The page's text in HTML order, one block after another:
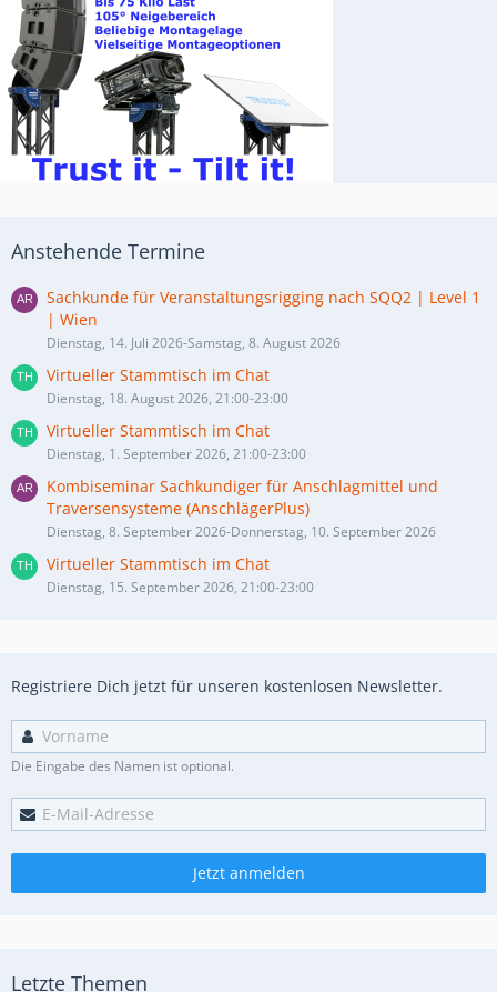
Anstehende Termine
Sachkunde für Veranstaltungsrigging nach SQQ2 | Level 1
| Wien
Dienstag, 14. Juli 2026-Samstag, 8. August 2026
Virtueller Stammtisch im Chat
Dienstag, 18. August 2026, 21:00-23:00
Virtueller Stammtisch im Chat
Dienstag, 1. September 2026, 21:00-23:00
Kombiseminar Sachkundiger für Anschlagmittel und
Traversensysteme (AnschlägerPlus)
Dienstag, 8. September 2026-Donnerstag, 10. September 2026
Virtueller Stammtisch im Chat
Dienstag, 15. September 2026, 21:00-23:00
Registriere Dich jetzt für unseren kostenlosen Newsletter.
Die Eingabe des Namen ist optional.
Jetzt anmelden
Letzte Themen